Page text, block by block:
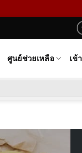
ศูนย์ช่วยเหลือ เข้